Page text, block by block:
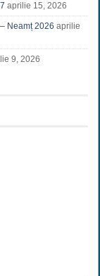
aprilie 15, 2026
Neamț 2026 aprilie
9, 2026